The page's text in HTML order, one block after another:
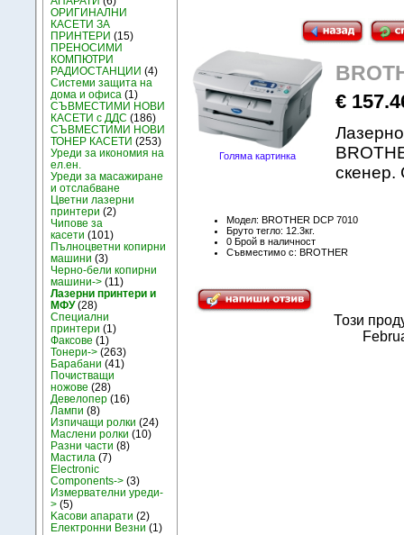
ОРИГИНАЛНИ
КАСЕТИ ЗА
ПРИНТЕРИ (15)
ПРЕНОСИМИ
КОМПЮТРИ
РАДИОСТАНЦИИ (4)
Системи защита на
дома и офиса (1)
СЪВМЕСТИМИ НОВИ
КАСЕТИ с ДДС (186)
СЪВМЕСТИМИ НОВИ
ТОНЕР КАСЕТИ (253)
Уреди за икономия на
ел.ен.
Уреди за масажиране
и отслабване
Цветни лазерни
принтери (2)
Чипове за
касети (101)
Пълноцветни копирни
машини (3)
Черно-бели копирни
машини-> (11)
Лазерни принтери и
МФУ(28)
Специални
принтери (1)
Факсове (1)
Тонери-> (263)
Барабани (41)
Почистващи
ножове (28)
Девелопер (16)
Лампи (8)
Изпичащи ролки (24)
Маслени ролки (10)
Разни части (8)
Мастила (7)
Electronic
Components-> (3)
Измервателни уреди-
> (5)
Kасови апарати (2)
Електронни Везни (1)
Голяма картинка
€
скенер.
Модел: BROTHER DCP 7010
Бруто тегло: 12.3кг.
0 Брой в наличност
Съвместимо с: BROTHER
Този